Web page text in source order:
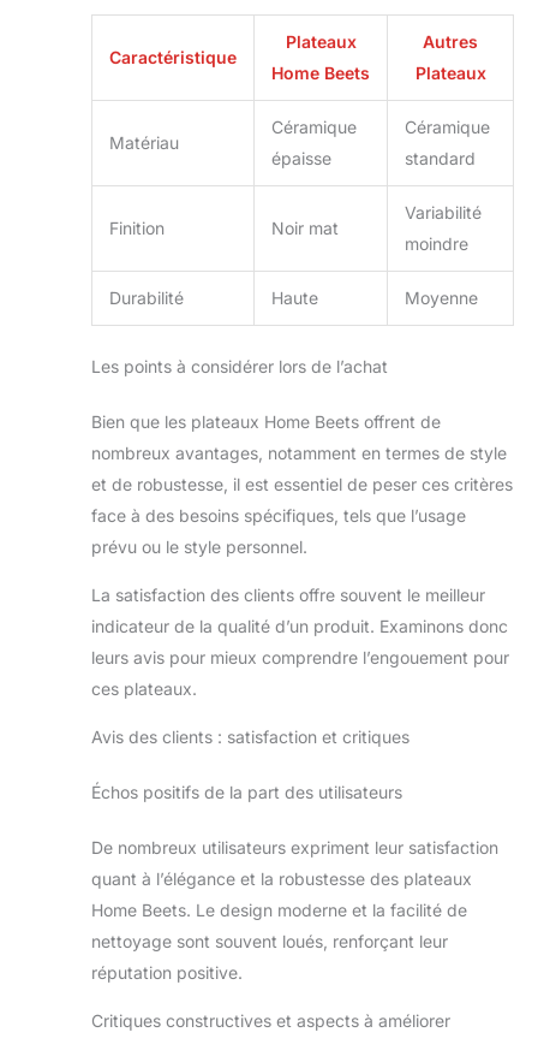
Caractéristique
Plateaux
Home Beets
Autres
Plateaux
Matériau
Céramique
épaisse
Céramique
standard
Finition Noir mat
Variabilité
moindre
Durabilité Haute Moyenne
Les points à considérer lors de l’achat
Bien que les plateaux Home Beets offrent de
nombreux avantages, notamment en termes de style
et de robustesse, il est essentiel de peser ces critères
face à des besoins spécifiques, tels que l’usage
prévu ou le style personnel.
La satisfaction des clients offre souvent le meilleur
indicateur de la qualité d’un produit. Examinons donc
leurs avis pour mieux comprendre l’engouement pour
ces plateaux.
Avis des clients : satisfaction et critiques
Échos positifs de la part des utilisateurs
De nombreux utilisateurs expriment leur satisfaction
quant à l’élégance et la robustesse des plateaux
Home Beets. Le design moderne et la facilité de
nettoyage sont souvent loués, renforçant leur
réputation positive.
Critiques constructives et aspects à améliorer